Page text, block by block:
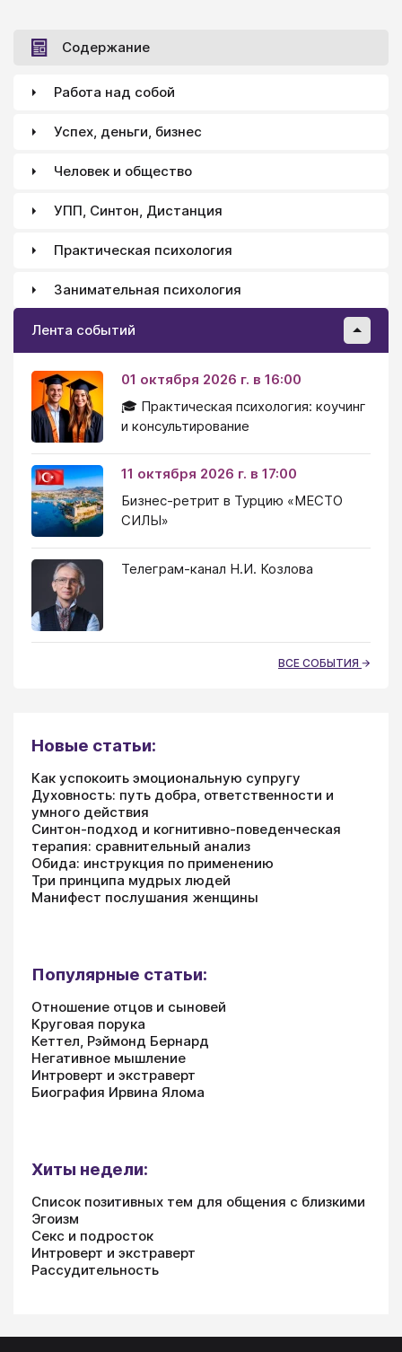
Содержание
Работа над собой
Успех, деньги, бизнес
Человек и общество
УПП, Синтон, Дистанция
Практическая психология
Занимательная психология
Лента событий
01 октября 2026 г. в 16:00
🎓 Практическая психология: коучинг
и консультирование
11 октября 2026 г. в 17:00
Бизнес-ретрит в Турцию «МЕСТО
СИЛЫ»
Телеграм-канал Н.И. Козлова
ВСЕ СОБЫТИЯ
Новые статьи:
Как успокоить эмоциональную супругу
Духовность: путь добра, ответственности и
умного действия
Синтон-подход и когнитивно-поведенческая
терапия: сравнительный анализ
Обида: инструкция по применению
Три принципа мудрых людей
Манифест послушания женщины
Популярные статьи:
Отношение отцов и сыновей
Круговая порука
Кеттел, Рэймонд Бернард
Негативное мышление
Интроверт и экстраверт
Биография Ирвина Ялома
Хиты недели:
Список позитивных тем для общения с близкими
Эгоизм
Секс и подросток
Интроверт и экстраверт
Рассудительность